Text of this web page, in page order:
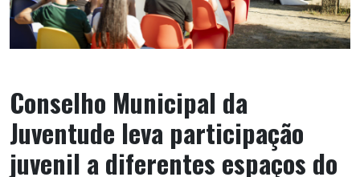
Conselho Municipal da
Juventude leva participação
juvenil a diferentes espaços do